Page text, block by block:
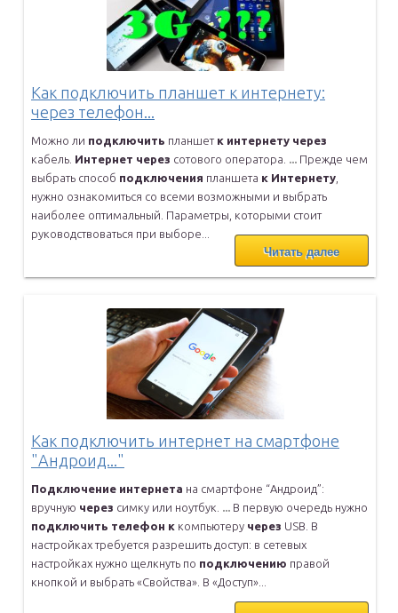
Как подключить планшет к интернету:
через телефон...
Можно ли подключить планшет к интернету через
кабель. Интернет через сотового оператора.
Прежде чем
выбрать способ подключения планшета к Интернету
нужно ознакомиться со всеми возможными и выбрать
наиболее оптимальный. Параметры, которыми стоит
руководствоваться при выборе...
Читать далее
Как подключить интернет на смартфоне
"Андроид..."
Подключение интернета на смартфоне “Андроид”:
вручную через симку или ноутбук. ... В первую очередь нужно
подключить телефон к компьютеру через USB. В
настройках требуется разрешить доступ: в сетевых
настройках нужно щелкнуть по подключению правой
кнопкой и выбрать «Свойства». В «Доступ»...